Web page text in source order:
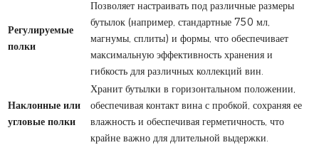
Регулируемые
полки
Позволяет настраивать под различные размеры
бутылок (например, стандартные 750 мл,
магнумы, сплиты) и формы, что обеспечивает
максимальную эффективность хранения и
гибкость для различных коллекций вин.
Наклонные или
угловые полки
Хранит бутылки в горизонтальном положении,
обеспечивая контакт вина с пробкой, сохраняя ее
влажность и обеспечивая герметичность, что
крайне важно для длительной выдержки.